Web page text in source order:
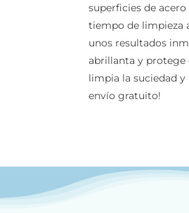
superficies de
tiempo de limpieza
unos resultados
abrillanta y protege
limpia la suciedad y
envío gratuito!